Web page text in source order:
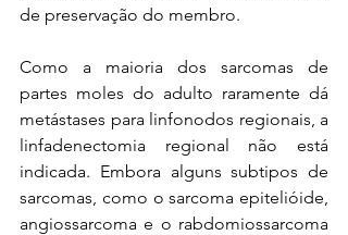
de preservação do membro.
Como a maioria dos sarcomas de
partes moles do adulto raramente dá
metástases para linfonodos regionais, a
linfadenectomia regional não está
indicada. Embora alguns subtipos de
sarcomas, como o sarcoma epitelióide,
angiossarcoma e o rabdomiossarcoma